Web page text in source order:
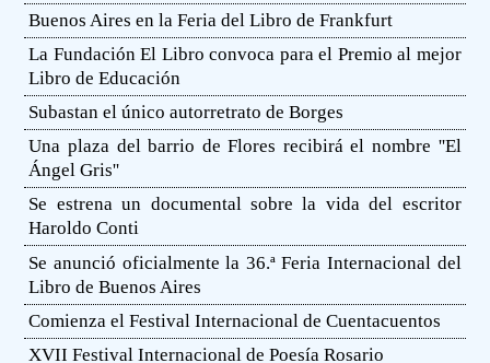
Buenos Aires en la Feria del Libro de Frankfurt
La Fundación El Libro convoca para el Premio al mejor
Libro de Educación
Subastan el único autorretrato de Borges
Una plaza del barrio de Flores recibirá el nombre ''El
Ángel Gris''
Se estrena un documental sobre la vida del escritor
Haroldo Conti
Se anunció oficialmente la 36.ª Feria Internacional del
Libro de Buenos Aires
Comienza el Festival Internacional de Cuentacuentos
XVII Festival Internacional de Poesía Rosario